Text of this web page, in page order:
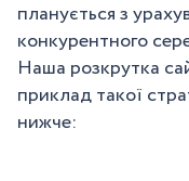
планується з
конкурентного
Наша розкрутка
приклад такої
нижче: